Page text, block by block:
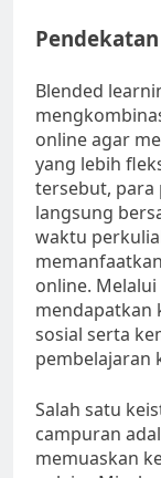
Blended
online agar
yang lebih
tersebut, para
langsung
waktu
online.
mendapatkan
sosial serta
pembelajaran
Salah satu
campuran
memuaskan